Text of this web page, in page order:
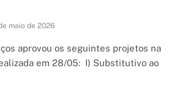
maio de 2026
aprovou os seguintes projetos na
em 28/05: I) Substitutivo ao